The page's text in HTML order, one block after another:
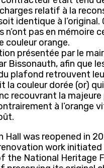
relatif à la
identique à l’original.
n’ont pas en mémoire
couleur orange.
présentée par le
Bissonauth, afin que
plafond retrouvent
la couleur dorée (or)
recouvrant la
à l’orange
Hall was reopened in
work initiated
the National Heritage